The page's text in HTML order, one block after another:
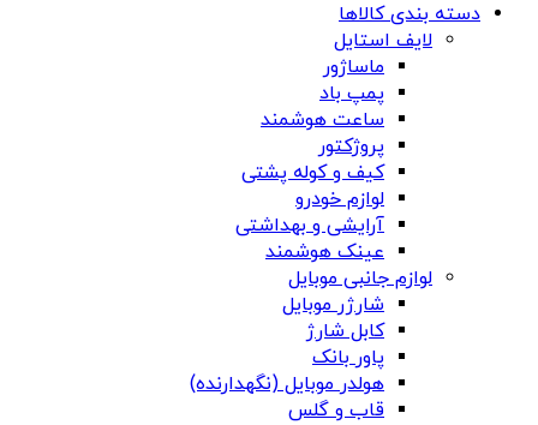
دسته بندی کالاها
لایف استایل
ماساژور
پمپ باد
ساعت هوشمند
پروژکتور
کیف و کوله پشتی
لوازم خودرو
آرایشی و بهداشتی
عینک هوشمند
لوازم جانبی موبایل
شارژر موبایل
کابل شارژ
پاور بانک
هولدر موبایل (نگهدارنده)
قاب و گلس